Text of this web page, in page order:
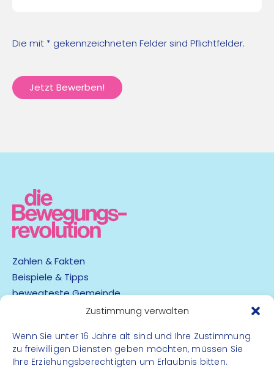
Zustimmung verwalten
Wenn Sie unter 16 Jahre alt sind und Ihre Zustimmung
zu freiwilligen Diensten geben möchten, müssen Sie
Ihre Erziehungsberechtigten um Erlaubnis bitten.
Die mit * gekennzeichneten Felder sind Pflichtfelder.
Jetzt Bewerben!
Zahlen & Fakten
Beispiele & Tipps
bewegteste Gemeinde
Barrierefreiheit
Datenschutz
Impressum